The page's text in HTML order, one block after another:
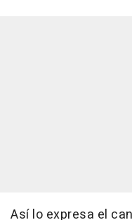
Así lo expresa el